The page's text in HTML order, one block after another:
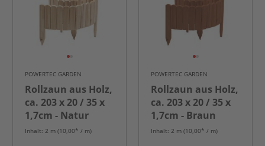
POWERTEC GARDEN
Rollzaun aus Holz,
ca. 203 x 20 / 35 x
1,7cm - Natur
Inhalt: 2 m (10,00* / m)
POWERTEC GARDEN
Rollzaun aus Holz,
ca. 203 x 20 / 35 x
1,7cm - Braun
Inhalt: 2 m (10,00* / m)